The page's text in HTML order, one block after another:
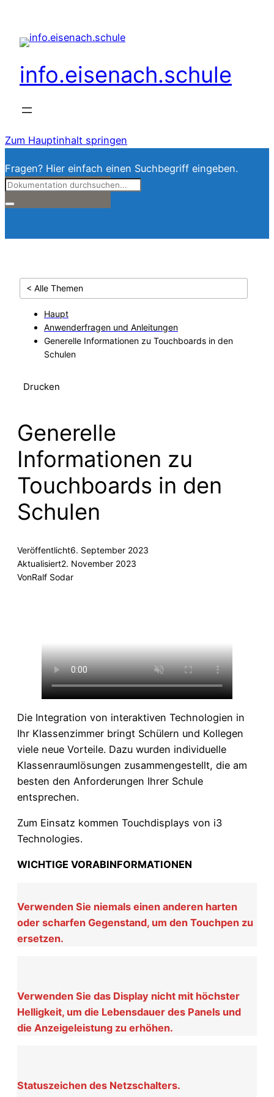
info.eisenach.schule
Zum Hauptinhalt springen
Fragen? Hier einfach einen Suchbegriff eingeben.
< Alle Themen
Haupt
Anwenderfragen und Anleitungen
Generelle Informationen zu Touchboards in den
Schulen
Drucken
Generelle
Informationen zu
Touchboards in den
Schulen
Veröffentlicht6. September 2023
Aktualisiert2. November 2023
VonRalf Sodar
Die Integration von interaktiven Technologien in
Ihr Klassenzimmer bringt Schülern und Kollegen
viele neue Vorteile. Dazu wurden individuelle
Klassenraumlösungen zusammengestellt, die am
besten den Anforderungen Ihrer Schule
entsprechen.
Zum Einsatz kommen Touchdisplays von i3
Technologies.
WICHTIGE VORABINFORMATIONEN
Verwenden Sie niemals einen anderen harten
oder scharfen Gegenstand, um den Touchpen zu
ersetzen.
Verwenden Sie das Display nicht mit höchster
Helligkeit, um die Lebensdauer des Panels und
die Anzeigeleistung zu erhöhen.
Statuszeichen des Netzschalters.